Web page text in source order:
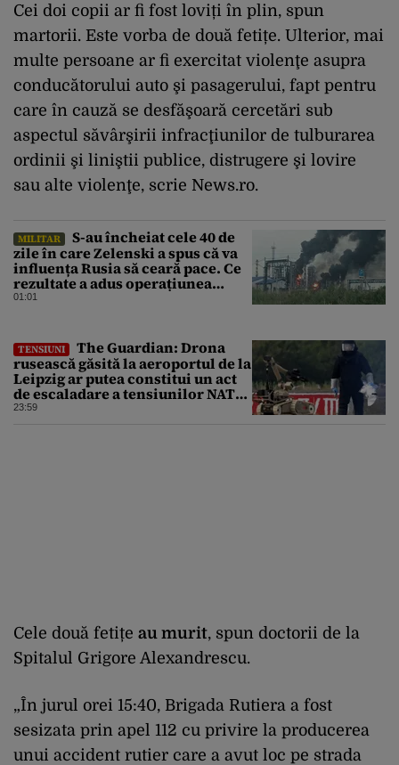
Cei doi copii ar fi fost loviți în plin, spun
martorii. Este vorba de două fetițe. Ulterior, mai
multe persoane ar fi exercitat violenţe asupra
conducătorului auto şi pasagerului, fapt pentru
care în cauză se desfăşoară cercetări sub
aspectul săvârşirii infracţiunilor de tulburarea
ordinii şi liniştii publice, distrugere şi lovire
sau alte violenţe, scrie News.ro.
MILITAR
S-au încheiat cele 40 de
zile în care Zelenski a spus că va
influența Rusia să ceară pace. Ce
rezultate a adus operațiunea
Kievului
01:01
TENSIUNI
The Guardian: Drona
rusească găsită la aeroportul de la
Leipzig ar putea constitui un act
de escaladare a tensiunilor NATO-
Rusia
23:59
Cele două fetițe au murit, spun doctorii de la
Spitalul Grigore Alexandrescu.
„În jurul orei 15:40, Brigada Rutiera a fost
sesizata prin apel 112 cu privire la producerea
unui accident rutier care a avut loc pe strada